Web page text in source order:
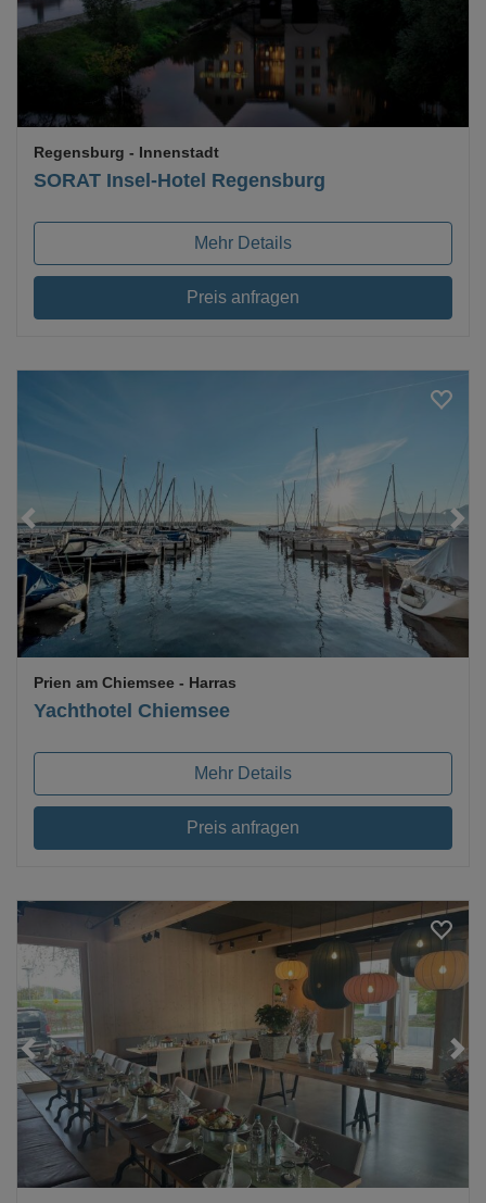
SORAT Insel-Hotel Regensburg
Regensburg - Innenstadt
Mehr Details
Preis anfragen
Yachthotel Chiemsee
Prien am Chiemsee - Harras
Mehr Details
Preis anfragen
Loading...